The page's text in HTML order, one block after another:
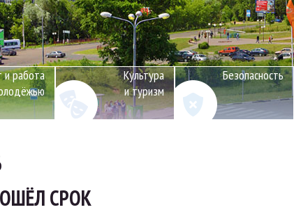
и работа
Культура
и туризм
Безопасность
СРОК